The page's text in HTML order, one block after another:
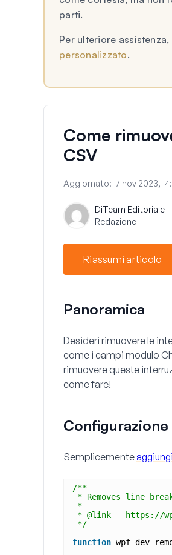
parti.
Per ulteriore
personalizzato.
Come
CSV
Aggiornato: 17 nov 2023,
DiTeam Editoriale
Redazione
Riassumi articolo
Panoramica
Desideri rimuovere le
come i campi modulo
rimuovere queste
come fare!
Configurazione
Semplicemente
/**
* Removes line
*
* @link   https://
*/
function